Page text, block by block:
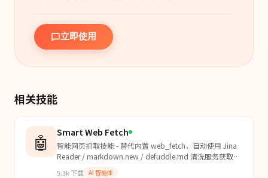
立即使用
相关技能
🤖 Smart Web Fetch
智能网页抓取技能 - 替代内置 web_fetch，自动使用 Jina
Reader / markdown.new / defuddle.md 清洗服务获取干
5.3k下载 AI 智能体